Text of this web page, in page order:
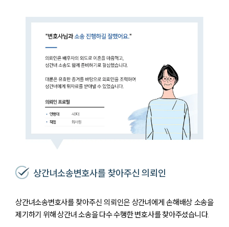
상간녀소송변호사를 찾아주신 의뢰인
상간녀소송변호사를 찾아주신 의뢰인은 상간녀에게 손해배상 소송을
제기하기 위해 상간녀 소송을 다수 수행한 변호사를 찾아주셨습니다.